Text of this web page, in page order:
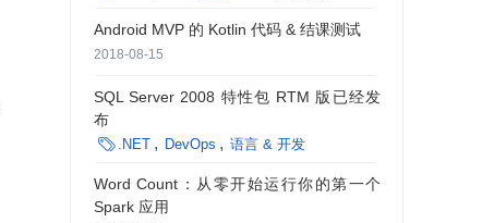
Android MVP 的 Kotlin 代码 & 结课测试
2018-08-15
SQL Server 2008 特性包 RTM 版已经发
布
 .NET DevOps 语言 & 开发
Word Count：从零开始运行你的第一个
Spark 应用